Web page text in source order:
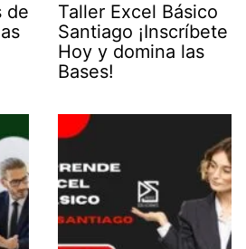
de
Taller Excel Básico
Santiago ¡Inscríbete
Hoy y domina las
Bases!